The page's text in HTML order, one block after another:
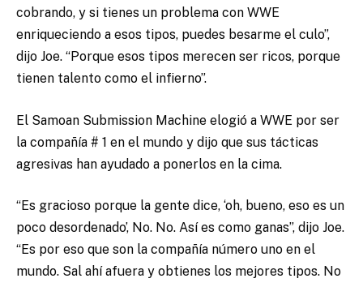
cobrando, y si tienes un problema con WWE
enriqueciendo a esos tipos, puedes besarme el culo”,
dijo Joe. “Porque esos tipos merecen ser ricos, porque
tienen talento como el infierno”.
El Samoan Submission Machine elogió a WWE por ser
la compañía # 1 en el mundo y dijo que sus tácticas
agresivas han ayudado a ponerlos en la cima.
“Es gracioso porque la gente dice, ‘oh, bueno, eso es un
poco desordenado’, No. No. Así es como ganas”, dijo Joe.
“Es por eso que son la compañía número uno en el
mundo. Sal ahí afuera y obtienes los mejores tipos. No